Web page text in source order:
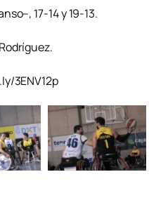
17-14 y 19-13.
3ENV12p